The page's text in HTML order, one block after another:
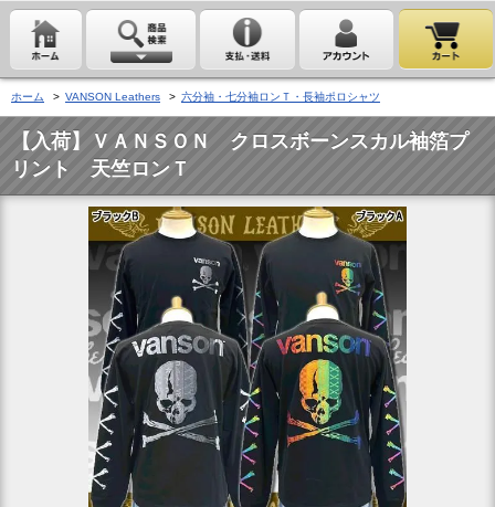
ホーム > VANSON Leathers > 六分袖・七分袖ロンＴ・長袖ポロシャツ
【入荷】ＶＡＮＳＯＮ クロスボーンスカル袖箔プ
リント 天竺ロンＴ